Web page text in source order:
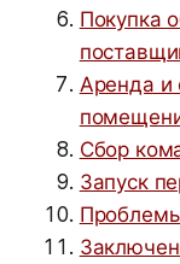
Покупка
Аренда и
Сбор
Запуск